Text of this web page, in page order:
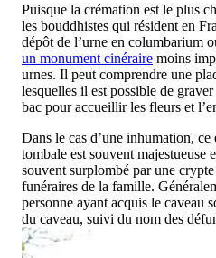
Puisque la crémation est le plus
les bouddhistes qui résident en
dépôt de l’urne en columbarium
un monument cinéraire moins
urnes. Il peut comprendre une
lesquelles il est possible de
bac pour accueillir les fleurs et
Dans le cas d’une inhumation,
tombale est souvent
souvent surplombé par une
funéraires de la famille.
personne ayant acquis le caveau
du caveau, suivi du nom des